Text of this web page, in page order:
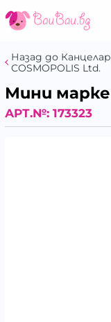
Назад до
COSMOPOLIS Ltd.
Мини
АРТ.№: 173323